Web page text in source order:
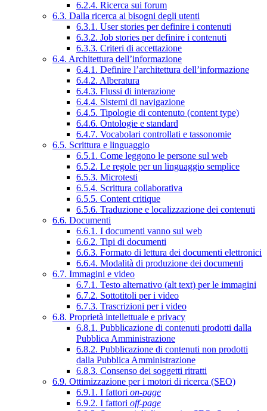
6.2.4. Ricerca sui forum
6.3. Dalla ricerca ai bisogni degli utenti
6.3.1. User stories per definire i contenuti
6.3.2. Job stories per definire i contenuti
6.3.3. Criteri di accettazione
6.4. Architettura dell’informazione
6.4.1. Definire l’architettura dell’informazione
6.4.2. Alberatura
6.4.3. Flussi di interazione
6.4.4. Sistemi di navigazione
6.4.5. Tipologie di contenuto (content type)
6.4.6. Ontologie e standard
6.4.7. Vocabolari controllati e tassonomie
6.5. Scrittura e linguaggio
6.5.1. Come leggono le persone sul web
6.5.2. Le regole per un linguaggio semplice
6.5.3. Microtesti
6.5.4. Scrittura collaborativa
6.5.5. Content critique
6.5.6. Traduzione e localizzazione dei contenuti
6.6. Documenti
6.6.1. I documenti vanno sul web
6.6.2. Tipi di documenti
6.6.3. Formato di lettura dei documenti elettronici
6.6.4. Modalità di produzione dei documenti
6.7. Immagini e video
6.7.1. Testo alternativo (alt text) per le immagini
6.7.2. Sottotitoli per i video
6.7.3. Trascrizioni per i video
6.8. Proprietà intellettuale e privacy
6.8.1. Pubblicazione di contenuti prodotti dalla
Pubblica Amministrazione
6.8.2. Pubblicazione di contenuti non prodotti
dalla Pubblica Amministrazione
6.8.3. Consenso dei soggetti ritratti
6.9. Ottimizzazione per i motori di ricerca (SEO)
6.9.1. I fattori on-page
6.9.2. I fattori off-page